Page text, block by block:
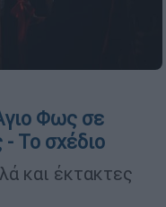
Φως σε
Το σχέδιο
και έκτακτες